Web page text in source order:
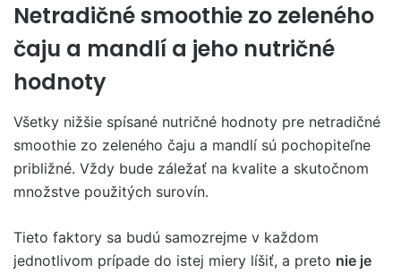
Netradičné smoothie zo zeleného
čaju a mandlí a jeho nutričné
hodnoty
Všetky nižšie spísané nutričné hodnoty pre netradičné
smoothie zo zeleného čaju a mandlí sú pochopiteľne
približné. Vždy bude záležať na kvalite a skutočnom
množstve použitých surovín.
Tieto faktory sa budú samozrejme v každom
jednotlivom prípade do istej miery líšiť, a preto nie je